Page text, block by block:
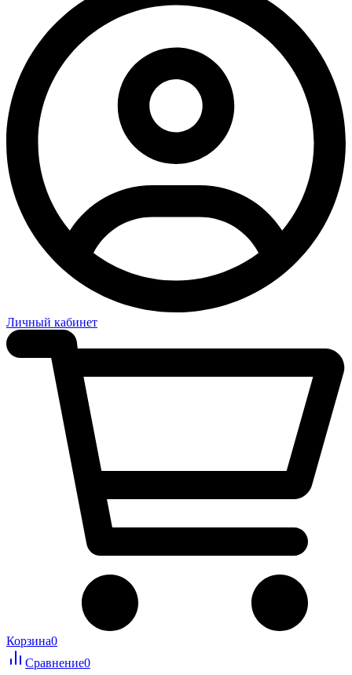
Личный кабинет
Корзина0
Сравнение0